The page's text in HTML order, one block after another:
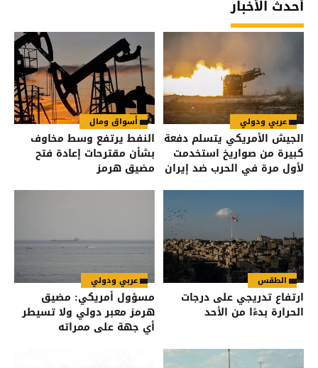
أحدث الأخبار
عربي ودولي
الجيش الأمريكي يتسلم دفعة
كبيرة من صواريخ استخدمت
لأول مرة في الحرب ضد إيران
أسواق ومال
النفط يرتفع وسط مخاوف
بشأن مقترحات إعادة فتح
مضيق هرمز
الطقس
ارتفاع تدريجي على درجات
الحرارة بدءًا من الأحد
عربي ودولي
مسؤول أمريكي: مضيق
هرمز معبر دولي ولا تسيطر
أي جهة على ممراته